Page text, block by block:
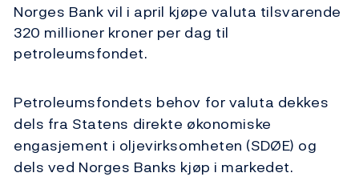
Norges Bank vil i april kjøpe valuta tilsvarende
320 millioner kroner per dag til
petroleumsfondet.
Petroleumsfondets behov for valuta dekkes
dels fra Statens direkte økonomiske
engasjement i oljevirksomheten (SDØE) og
dels ved Norges Banks kjøp i markedet.